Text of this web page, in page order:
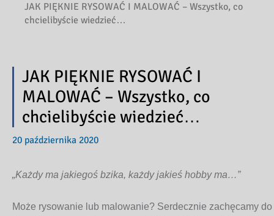
JAK PIĘKNIE RYSOWAĆ I MALOWAĆ – Wszystko, co
chcielibyście wiedzieć…
JAK PIĘKNIE RYSOWAĆ I
MALOWAĆ – Wszystko, co
chcielibyście wiedzieć…
20 października 2020
„Każdy ma jakiegoś bzika, każdy jakieś hobby ma…”
Może rysowanie lub malowanie? Serdecznie zachęcamy do